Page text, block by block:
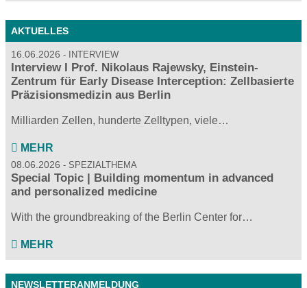
AKTUELLES
16.06.2026 INTERVIEW
Interview I Prof. Nikolaus Rajewsky, Einstein-
Zentrum für Early Disease Interception: Zellbasierte
Präzisionsmedizin aus Berlin
Milliarden Zellen, hunderte Zelltypen, viele…
MEHR
08.06.2026 SPEZIALTHEMA
Special Topic | Building momentum in advanced
and personalized medicine
With the groundbreaking of the Berlin Center for…
MEHR
NEWSLETTERANMELDUNG